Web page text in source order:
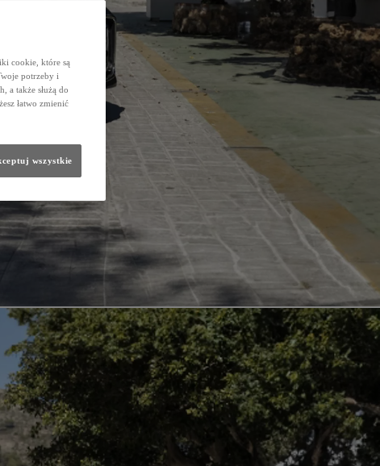
cookie, które są
potrzeby i
a także służą do
łatwo zmienić
wszystkie